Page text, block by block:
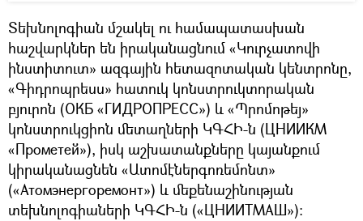
Տեխնոլոգիան մշակել ու համապատասխան
հաշվարկներ են իրականացնում «Կուրչատովի
ինստիտուտ» ազգային հետազոտական կենտրոնը,
«Գիդրոպրեսս» հատուկ կոնստրուկտորական
բյուրոն (ОКБ «ГИДРОПРЕСС») և «Պրոմոթեյ»
կոնստրուկցիոն մետաղների ԿԳՀԻ-ն (ЦНИИКМ
«Прометей»), իսկ աշխատանքները կայանքում
կիրականացնեն «Ատոմէներգոռեմոնտ»
(«Атомэнергоремонт») և մեքենաշինության
տեխնոլոգիաների ԿԳՀԻ-ն («ЦНИИТМАШ»)։